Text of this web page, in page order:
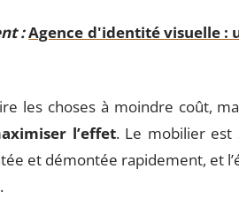
:Agence d'identité visuelle :
les choses à moindre coût,
l’effet. Le mobilier est
et démontée rapidement, et